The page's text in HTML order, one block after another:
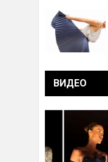
ВИДЕО